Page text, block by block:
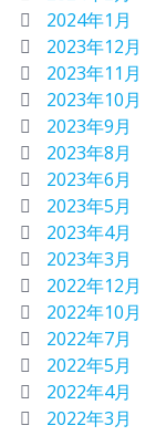
2024年1月
2023年12月
2023年11月
2023年10月
2023年9月
2023年8月
2023年6月
2023年5月
2023年4月
2023年3月
2022年12月
2022年10月
2022年7月
2022年5月
2022年4月
2022年3月